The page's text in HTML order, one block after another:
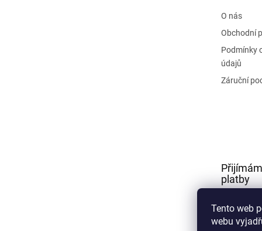
Tento web
webu
O nás
Obchodní
Podmínky
údajů
Záruční
platby